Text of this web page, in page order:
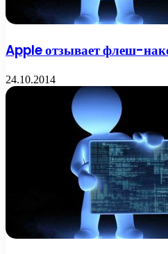
Apple отзывает флеш-
24.10.2014